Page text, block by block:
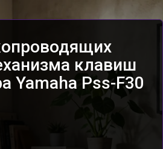
клавиш
Yamaha Pss-F30